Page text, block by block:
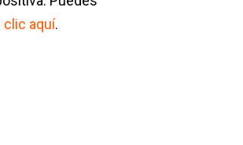
clic aquí.